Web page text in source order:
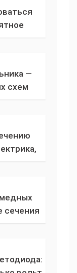
—
схем
при
от
сечения